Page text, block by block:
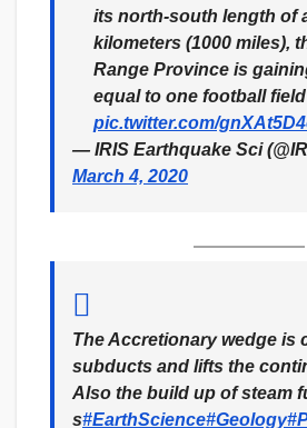
its north-south length of
kilometers (1000 miles),
Range Province is
equal to one football field
pic.twitter.com/
— IRIS Earthquake Sci
March 4, 2020
The Accretionary wedge is
subducts and lifts the
Also the build up of steam
s#EarthScience#Geology